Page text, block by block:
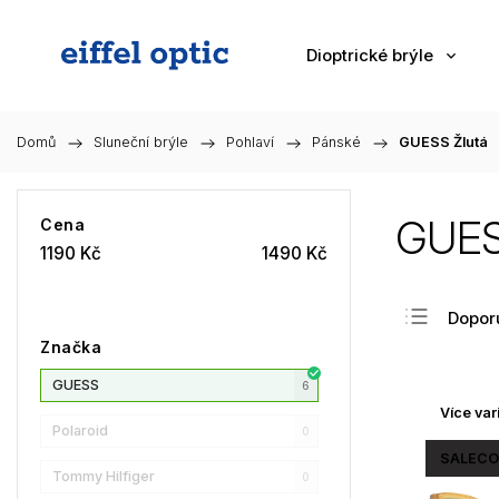
Dioptrické brýle
Domů / Sluneční brýle / Pohlaví / Pánské / GUESS Žlutá
Cena
1190 Kč 1490 Kč
Značka
GUESS 6
Polaroid 0
Tommy Hilfiger 0
Více